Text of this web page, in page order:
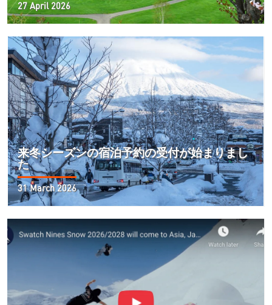
27 April 2026
来冬シーズンの宿泊予約の受付が始まりまし
た
31 March 2026